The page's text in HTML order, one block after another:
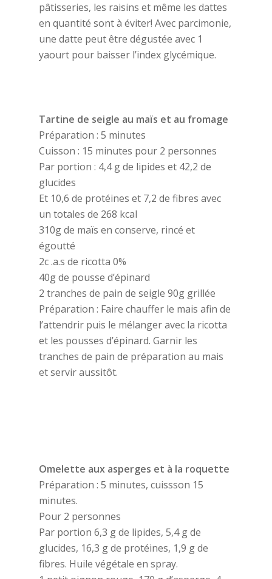
pâtisseries, les raisins et même les dattes
en quantité sont à éviter! Avec parcimonie,
une datte peut être dégustée avec 1
yaourt pour baisser l’index glycémique.
Tartine de seigle au maïs et au fromage
Préparation : 5 minutes
Cuisson : 15 minutes pour 2 personnes
Par portion : 4,4 g de lipides et 42,2 de
glucides
Et 10,6 de protéines et 7,2 de fibres avec
un totales de 268 kcal
310g de maïs en conserve, rincé et
égoutté
2c .a.s de ricotta 0%
40g de pousse d’épinard
2 tranches de pain de seigle 90g grillée
Préparation : Faire chauffer le mais afin de
l’attendrir puis le mélanger avec la ricotta
et les pousses d’épinard. Garnir les
tranches de pain de préparation au mais
et servir aussitôt.
Omelette aux asperges et à la roquette
Préparation : 5 minutes, cuissson 15
minutes.
Pour 2 personnes
Par portion 6,3 g de lipides, 5,4 g de
glucides, 16,3 g de protéines, 1,9 g de
fibres. Huile végétale en spray.